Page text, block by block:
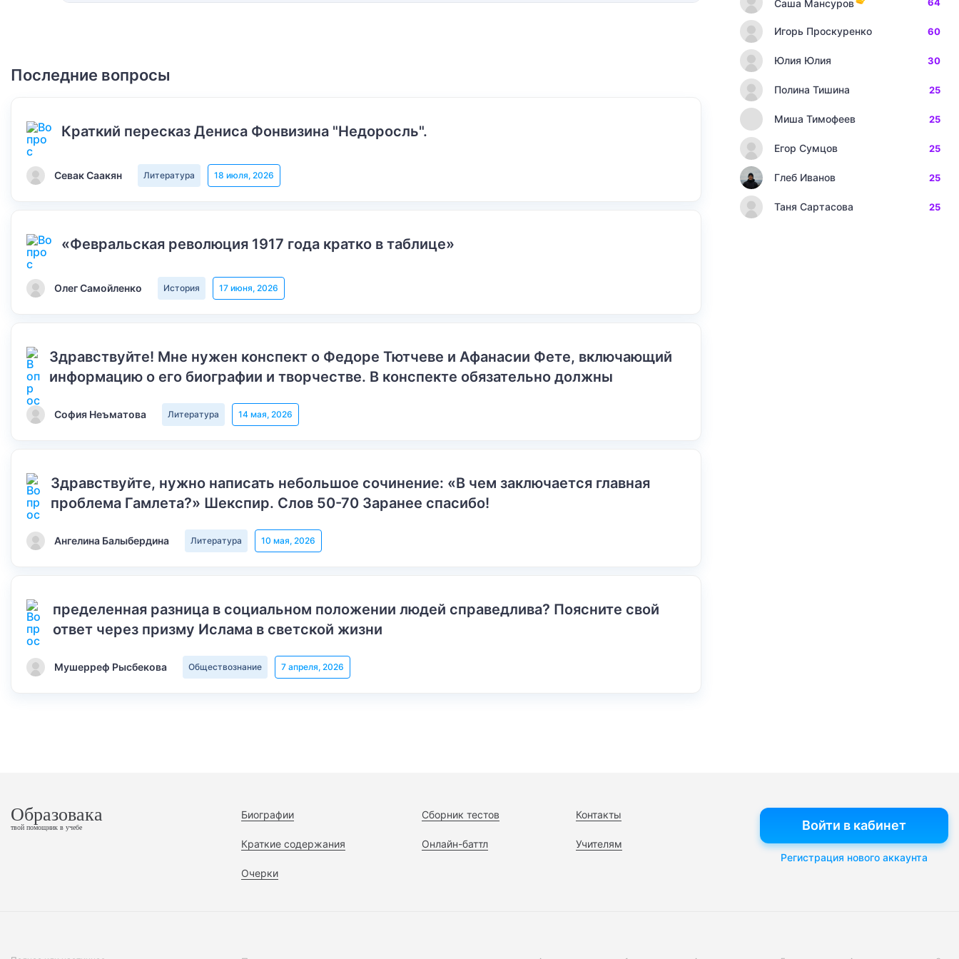
Последние вопросы
Краткий пересказ Дениса Фонвизина "Недоросль".
Севак Саакян Литература 18 июля, 2026
«Февральская революция 1917 года кратко в таблице»
Олег Самойленко История 17 июня, 2026
Здравствуйте! Мне нужен конспект о Федоре Тютчеве и Афанасии Фете, включающий
информацию о его биографии и творчестве. В конспекте обязательно должны
София Неъматова Литература 14 мая, 2026
Здравствуйте, нужно написать небольшое сочинение: «В чем заключается главная
проблема Гамлета?» Шекспир. Слов 50-70 Заранее спасибо!
Ангелина Балыбердина Литература 10 мая, 2026
пределенная разница в социальном положении людей справедлива? Поясните свой
ответ через призму Ислама в светской жизни
Мушерреф Рысбекова Обществознание 7 апреля, 2026
Саша Мансуров
Игорь Проскуренко 60
Юлия Юлия 30
Полина Тишина 25
Миша Тимофеев 25
Егор Сумцов 25
Глеб Иванов 25
Таня Сартасова 25
Образовака
твой помощник в учебе
Биографии
Краткие содержания
Очерки
Сборник тестов
Онлайн-баттл
Контакты
Учителям
Войти в кабинет
Регистрация нового аккаунта